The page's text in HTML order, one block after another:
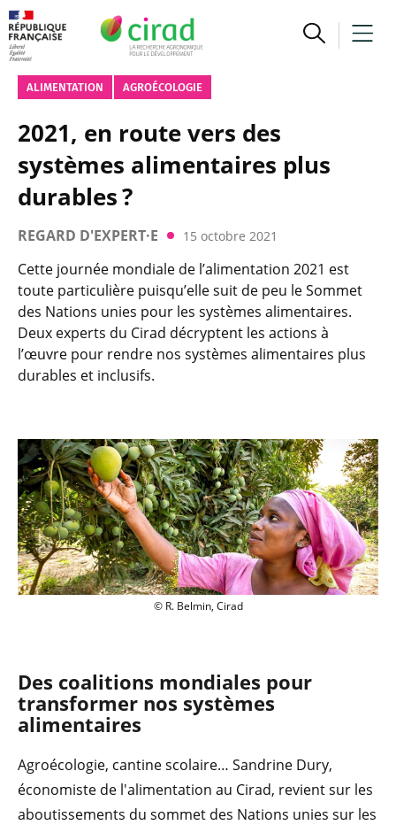
ALIMENTATION AGROÉCOLOGIE
2021, en route vers des
systèmes alimentaires plus
durables ?
REGARD D'EXPERT·E 15 octobre 2021
Cette journée mondiale de l’alimentation 2021 est
toute particulière puisqu’elle suit de peu le Sommet
des Nations unies pour les systèmes alimentaires.
Deux experts du Cirad décryptent les actions à
l’œuvre pour rendre nos systèmes alimentaires plus
durables et inclusifs.
© R. Belmin, Cirad
© R. Belmin, Cirad
Des coalitions mondiales pour
transformer nos systèmes
alimentaires
Agroécologie, cantine scolaire… Sandrine Dury,
économiste de l'alimentation au Cirad, revient sur les
aboutissements du sommet des Nations unies sur les